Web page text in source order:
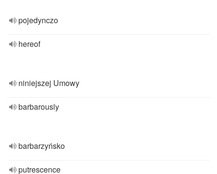
pojedynczo
hereof
niniejszej Umowy
barbarously
barbarzyńsko
putrescence